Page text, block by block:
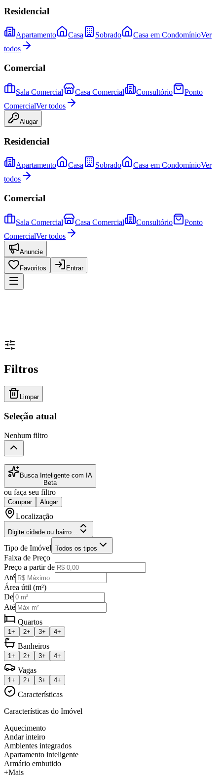
Residencial
Apartamento Casa Sobrado Casa em CondomínioVer
todos
Comercial
Sala Comercial Casa Comercial Consultório
Ponto
ComercialVer todos
Alugar
Residencial
Apartamento Casa Sobrado Casa em CondomínioVer
todos
Comercial
Sala Comercial Casa Comercial Consultório
Ponto
ComercialVer todos
Anuncie
Favoritos Entrar
Filtros
Limpar
Seleção atual
Nenhum filtro
Busca Inteligente com IA
Beta
ou faça seu filtro
Comprar Alugar
Localização
Digite cidade ou bairro...
Tipo de Imóvel Todos os tipos
Faixa de Preço
Preço a partir de
Até
Área útil (m²)
De
Até
Quartos
1+ 2+ 3+ 4+
Banheiros
1+ 2+ 3+ 4+
Vagas
1+ 2+ 3+ 4+
Características
Características do Imóvel
Aquecimento
Andar inteiro
Ambientes integrados
Apartamento inteligente
Armário embutido
+Mais